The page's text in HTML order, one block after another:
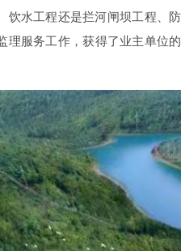
饮水工程还是拦河闸坝工程、
理服务工作，获得了业主单